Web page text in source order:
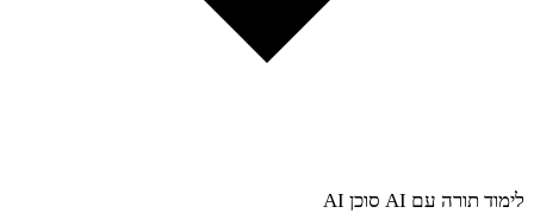
לימוד תורה עם AI
סוכן AI